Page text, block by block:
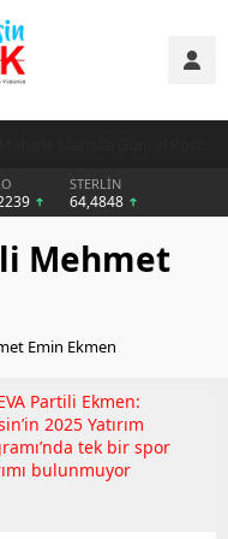
STERLİN
64,4848
Mehmet
Emin Ekmen